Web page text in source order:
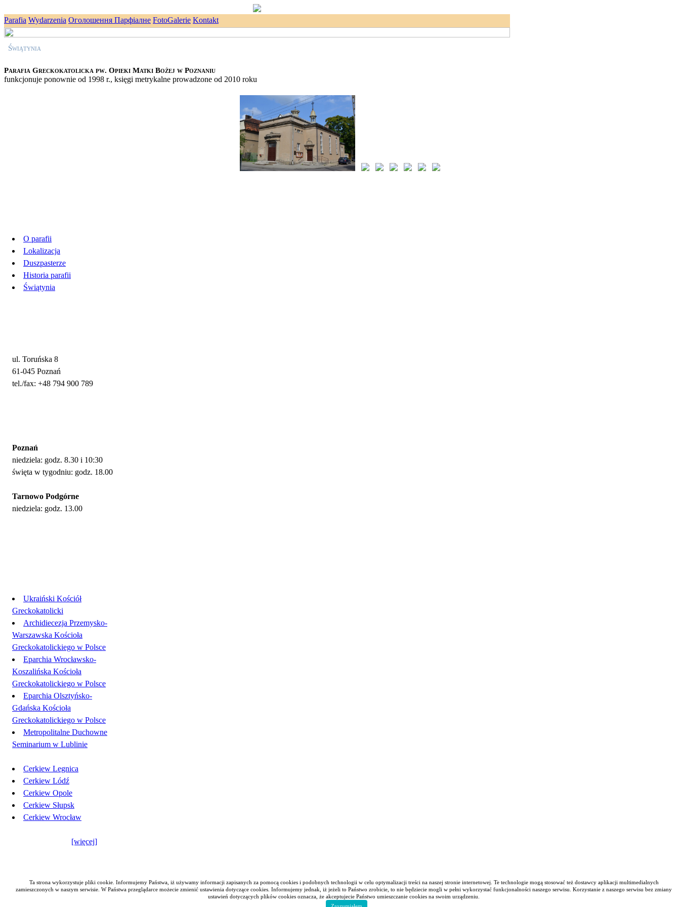
Parafia Wydarzenia Оголошення Парфіалне FotoGalerie Kontakt
Świątynia
Parafia Greckokatolicka pw. Opieki Matki Bożej w Poznaniu
funkcjonuje ponownie od 1998 r., księgi metrykalne prowadzone od 2010 roku
O parafii
Lokalizacja
Duszpasterze
Historia parafii
Świątynia
ul. Toruńska 8
61-045 Poznań
tel./fax: +48 794 900 789
Poznań
niedziela: godz. 8.30 i 10:30
święta w tygodniu: godz. 18.00
Tarnowo Podgórne
niedziela: godz. 13.00
Ukraiński Kościół
Greckokatolicki
Archidiecezja Przemysko-
Warszawska Kościoła
Greckokatolickiego w Polsce
Eparchia Wrocławsko-
Koszalińska Kościoła
Greckokatolickiego w Polsce
Eparchia Olsztyńsko-
Gdańska Kościoła
Greckokatolickiego w Polsce
Metropolitalne Duchowne
Seminarium w Lublinie
Cerkiew Legnica
Cerkiew Lódź
Cerkiew Opole
Cerkiew Słupsk
Cerkiew Wrocław
[więcej]
Parafia Greckokatolicka w Poznaniu(Eparchia Wrocławsko-Koszalińska kościoła Greckokatolickiego w Polsce)© 2020
Ta strona wykorzystuje pliki cookie. Informujemy Państwa, iż używamy informacji zapisanych za pomocą cookies i podobnych technologii w celu optymalizacji treści na naszej stronie internetowej. Te technologie mogą stosować też dostawcy aplikacji multimedialnych
zamieszczonych w naszym serwisie. W Państwa przeglądarce możecie zmienić ustawienia dotyczące cookies. Informujemy jednak, iż jeżeli to Państwo zrobicie, to nie będziecie mogli w pełni wykorzystać funkcjonalności naszego serwisu. Korzystanie z naszego serwisu bez zmiany
ustawień dotyczących plików cookies oznacza, że akceptujecie Państwo umieszczanie cookies na swoim urządzeniu.